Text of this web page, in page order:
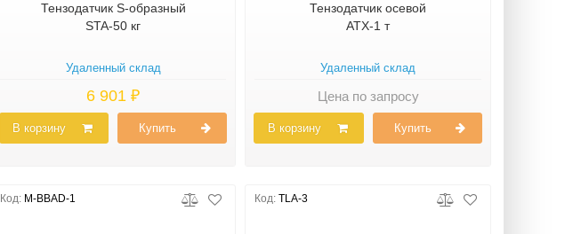
Тензодатчик S-образный
STA-50 кг
Удаленный склад
6 901 ₽
В корзину Купить
Тензодатчик осевой
ATX-1 т
Удаленный склад
Цена по запросу
В корзину Купить
Код: M-BBAD-1 Код:TLA-3